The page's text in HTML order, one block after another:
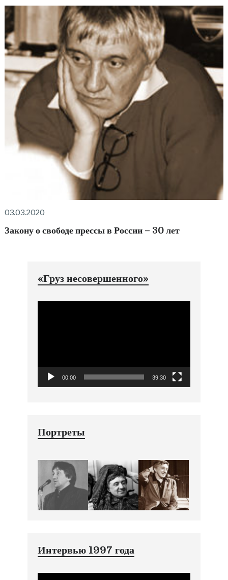
03.03.2020
Закону о свободе прессы в России – 30 лет
«Груз несовершенного»
00:00 39:30
Портреты
Интервью 1997 года